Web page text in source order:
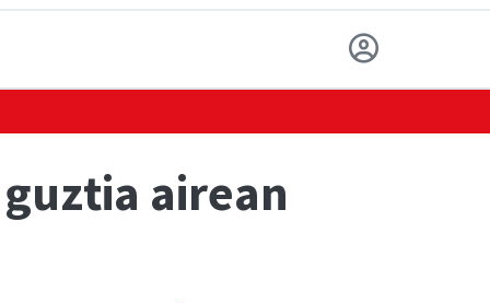
airean